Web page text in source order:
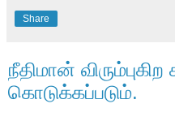
Share
நீதிமான்
கொடுக்கப்படும்.